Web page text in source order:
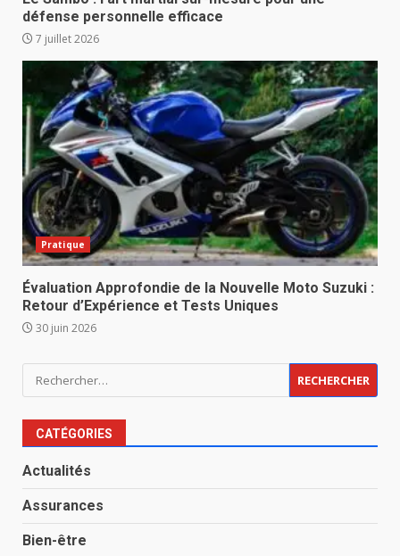
défense personnelle efficace
7 juillet 2026
Pratique
Évaluation Approfondie de la Nouvelle Moto Suzuki :
Retour d’Expérience et Tests Uniques
30 juin 2026
Rechercher :
CATÉGORIES
Actualités
Assurances
Bien-être